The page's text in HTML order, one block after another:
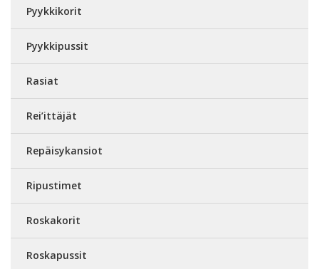
Pyykkikorit
Pyykkipussit
Rasiat
Rei’ittäjät
Repäisykansiot
Ripustimet
Roskakorit
Roskapussit